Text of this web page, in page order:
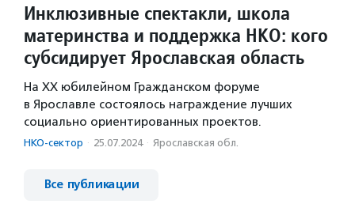
Инклюзивные спектакли, школа
материнства и поддержка НКО: кого
субсидирует Ярославская область
На XX юбилейном Гражданском форуме
в Ярославле состоялось награждение лучших
социально ориентированных проектов.
НКО-сектор · 25.07.2024 · Ярославская обл.
Все публикации